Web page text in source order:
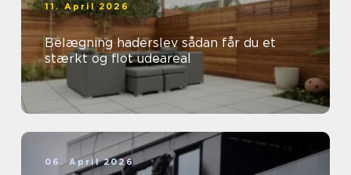
11. April 2026
Belægning haderslev sådan får du et
stærkt og flot udeareal
06. April 2026